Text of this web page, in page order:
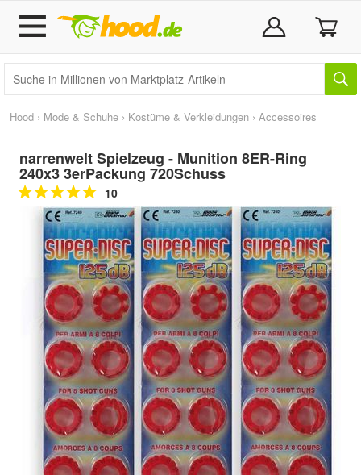
Hood › Mode & Schuhe › Kostüme & Verkleidungen › Accessoires
narrenwelt Spielzeug - Munition 8ER-Ring
240x3 3erPackung 720Schuss
10